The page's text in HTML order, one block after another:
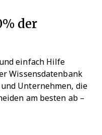
der
einfach Hilfe
Wissensdatenbank
Unternehmen, die
am besten ab –